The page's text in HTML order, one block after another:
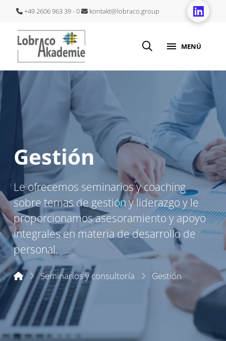
+49 2606 963 39 - 0 kontakt@lobraco.group
MENÚ
Gestión
Le ofrecemos seminarios y coaching
sobre temas de gestión y liderazgo y le
proporcionamos asesoramiento y apoyo
integrales en materia de desarrollo de
personal.
InicioSeminarios y consultoría Gestión